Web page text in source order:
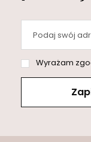
Podaj swój
Wyrażam zgodę na przetwarzanie